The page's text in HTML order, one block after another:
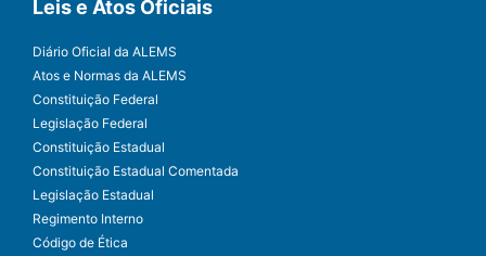
Leis e Atos Oficiais
Diário Oficial da ALEMS
Atos e Normas da ALEMS
Constituição Federal
Legislação Federal
Constituição Estadual
Constituição Estadual Comentada
Legislação Estadual
Regimento Interno
Código de Ética